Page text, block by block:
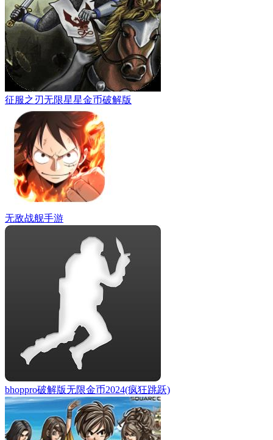
征服之刃无限星星金币破解版
无敌战舰手游
bhoppro破解版无限金币2024(疯狂跳跃)